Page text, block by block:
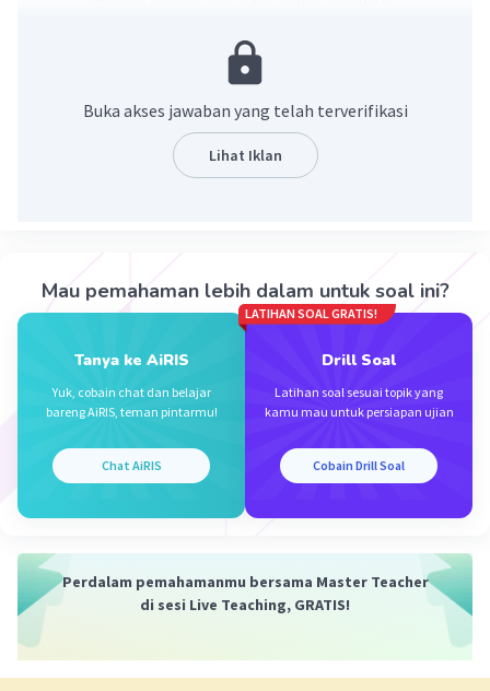
Level 92
26 September 2023 08:48
Beri Rating
Nabil H Level 100
26 September 2023 08:49
jadi yg mana yg bener? ada yg jawab E juga..
Buka akses jawaban yang telah terverifikasi
Lihat Iklan
Mau pemahaman lebih dalam untuk soal ini?
Tanya ke AiRIS
Yuk, cobain chat dan belajar
bareng AiRIS, teman pintarmu!
Chat AiRIS
LATIHAN SOAL GRATIS!
Drill Soal
Latihan soal sesuai topik yang
kamu mau untuk persiapan ujian
Cobain Drill Soal
Perdalam pemahamanmu bersama Master Teacher
di sesi Live Teaching, GRATIS!